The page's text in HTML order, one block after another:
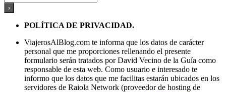
POLÍTICA DE PRIVACIDAD.
ViajerosAlBlog.com te informa que los datos de carácter
personal que me proporciones rellenando el presente
formulario serán tratados por David Vecino de la Guía como
responsable de esta web. Como usuario e interesado te
informo que los datos que me facilitas estarán ubicados en los
servidores de Raiola Network (proveedor de hosting de